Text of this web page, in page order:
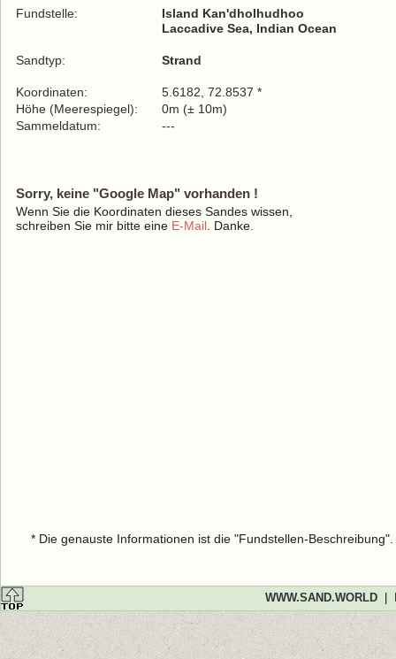
Fundstelle:
Island Kan'dholhudhoo
Laccadive Sea, Indian Ocean
Sandtyp: Strand
Koordinaten:
5.6182, 72.8537 *
Höhe (Meerespiegel):
0m (± 10m)
Sammeldatum:
---
Sorry, keine "Google Map" vorhanden !
Wenn Sie die Koordinaten dieses Sandes wissen,
schreiben Sie mir bitte eine E-Mail . Danke.
* Die genauste Informationen ist die "Fundstellen-
WWW.SAND.WORLD|